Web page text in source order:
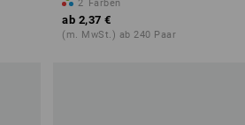
2 Farben
ab 2,37 €
(m. MwSt.) ab 240 Paar